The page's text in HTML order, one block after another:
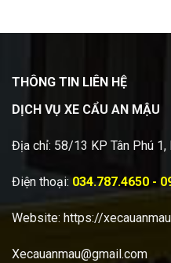
THÔNG TIN LIÊN HỆ
DỊCH VỤ XE CẨU AN MẬU
Địa chỉ: 58/13 KP Tân Phú 1,
Điện thoại: 034.787.4650 -
Website: https://
Xecauanmau@gmail.com